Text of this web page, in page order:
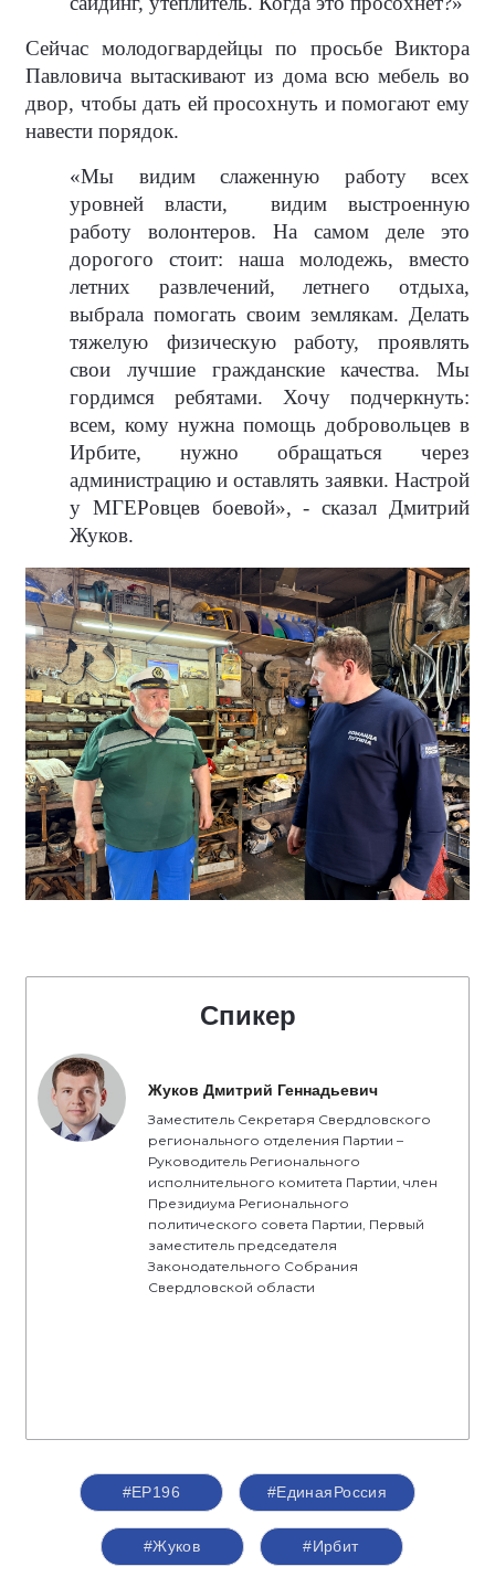
Сейчас молодогвардейцы по просьбе Виктора
Павловича вытаскивают из дома всю мебель во
двор, чтобы дать ей просохнуть и помогают ему
навести порядок.
«Мы видим слаженную работу всех
уровней власти,
видим выстроенную
работу волонтеров. На самом деле это
дорогого стоит: наша молодежь, вместо
летних развлечений, летнего отдыха,
выбрала помогать своим землякам. Делать
тяжелую физическую работу, проявлять
свои лучшие гражданские качества. Мы
гордимся ребятами. Хочу подчеркнуть:
всем, кому нужна помощь добровольцев в
Ирбите, нужно обращаться через
администрацию и оставлять заявки. Настрой
у МГЕРовцев боевой», - сказал Дмитрий
Жуков.
Спикер
Жуков Дмитрий Геннадьевич
Заместитель Секретаря Свердловского
регионального отделения Партии –
Руководитель Регионального
исполнительного комитета Партии, член
Президиума Регионального
политического совета Партии, Первый
заместитель председателя
Законодательного Собрания
Свердловской области
#ЕР196 #‎ЕдинаяРоссия
#Жуков #Ирбит